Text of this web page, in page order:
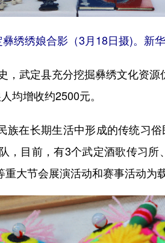
绣绣娘合影（3月18日摄)。新
武定县充分挖掘彝绣文化资源
均增收约2500元。
在长期生活中形成的传统习俗
，目前，有3个武定酒歌传习
大节会展演活动和赛事活动为